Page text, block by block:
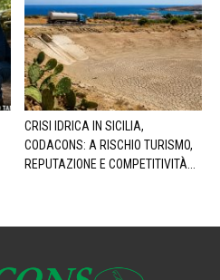
CRISI IDRICA IN SICILIA,
CODACONS: A RISCHIO TURISMO,
REPUTAZIONE E COMPETITIVITÀ...